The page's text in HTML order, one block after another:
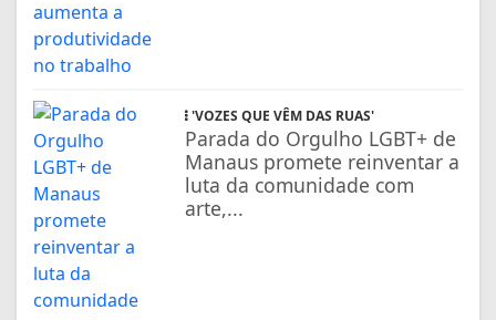
'VOZES QUE VÊM DAS RUAS'
Parada do Orgulho LGBT+ de
Manaus promete reinventar a
luta da comunidade com
arte,...